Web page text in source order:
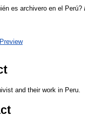
es archivero en el Perú?
Preview
and their work in Peru.